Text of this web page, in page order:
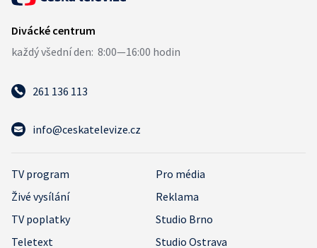
261 136 113
info@ceskatelevize.cz
TV program
Pro média
Živé vysílání
Reklama
TV poplatky
Studio Brno
Teletext
Studio Ostrava